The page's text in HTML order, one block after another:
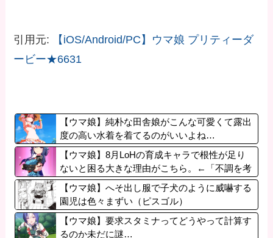
引用元:
【iOS/Android/PC】ウマ娘 プリティーダ
ービー★6631
【ウマ娘】純朴な田舎娘がこんな可愛くて露出
度の高い水着を着てるのがいいよね…
【ウマ娘】8月LoHの育成キャラで根性が足り
ないと困る大きな理由がこちら。←「不調を考
慮すると1021必要」
【ウマ娘】へそ出し服で子犬のように威嚇する
園児は色々まずい（ピスゴル）
【ウマ娘】要求スタミナってどうやって計算す
るのか未だに謎…